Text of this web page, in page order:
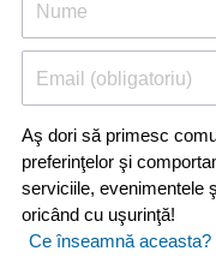
Nume
Email (obligatoriu)
Aş dori să primesc
preferinţelor şi
serviciile, evenimentele
oricând cu uşurinţă!
Ce înseamnă aceasta?